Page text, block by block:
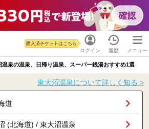
ログイン
購入済チケットはこちら
履歴 メニュー
泉の温泉、日帰り温泉、スーパー銭湯おすすめ1選
東大沼温泉について詳しく知る >
道
(北海道) / 東大沼温泉